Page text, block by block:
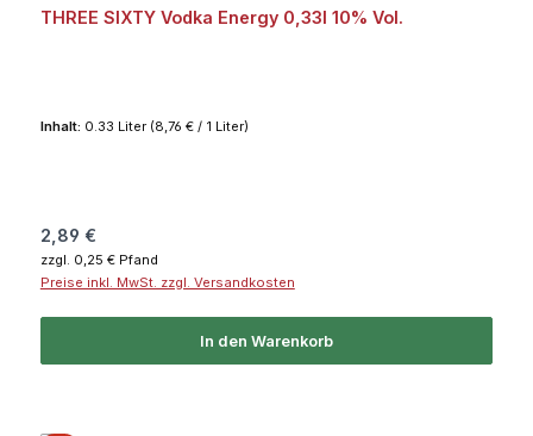
THREE SIXTY Vodka Energy 0,33l 10% Vol.
Inhalt: 0.33 Liter (8,76 € / 1 Liter)
Regulärer Preis:
2,89 €
zzgl. 0,25 € Pfand
Preise inkl. MwSt. zzgl. Versandkosten
In den Warenkorb